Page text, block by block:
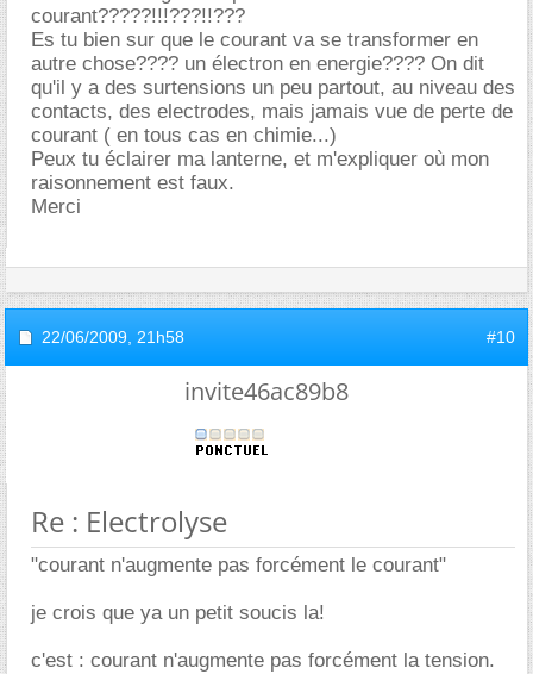
courant?????!!!???!!???
Es tu bien sur que le courant va se transformer en
autre chose???? un électron en energie???? On dit
qu'il y a des surtensions un peu partout, au niveau des
contacts, des electrodes, mais jamais vue de perte de
courant ( en tous cas en chimie...)
Peux tu éclairer ma lanterne, et m'expliquer où mon
raisonnement est faux.
Merci
22/06/2009, 21h58 #10
invite46ac89b8
Re : Electrolyse
"courant n'augmente pas forcément le courant"
je crois que ya un petit soucis la!
c'est : courant n'augmente pas forcément la tension.